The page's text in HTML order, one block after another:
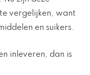
vergelijken, want
en suikers.
inleveren, dan is